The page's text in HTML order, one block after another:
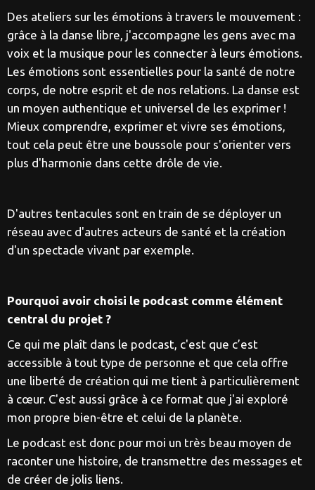
Des ateliers sur les émotions à travers le mouvement :
grâce à la danse libre, j'accompagne les gens avec ma
voix et la musique pour les connecter à leurs émotions.
Les émotions sont essentielles pour la santé de notre
corps, de notre esprit et de nos relations. La danse est
un moyen authentique et universel de les exprimer !
Mieux comprendre, exprimer et vivre ses émotions,
tout cela peut être une boussole pour s'orienter vers
plus d'harmonie dans cette drôle de vie.
D'autres tentacules sont en train de se déployer un
réseau avec d'autres acteurs de santé et la création
d'un spectacle vivant par exemple.
Pourquoi avoir choisi le podcast comme élément
central du projet ?
Ce qui me plaît dans le podcast, c'est que c’est
accessible à tout type de personne et que cela offre
une liberté de création qui me tient à particulièrement
à cœur. C'est aussi grâce à ce format que j'ai exploré
mon propre bien-être et celui de la planète.
Le podcast est donc pour moi un très beau moyen de
raconter une histoire, de transmettre des messages et
de créer de jolis liens.